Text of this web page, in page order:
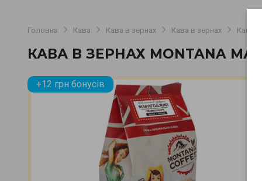
Головна Кава Кава в зернах Кава в зернах Кава в
КАВА В ЗЕРНАХ MONTANA
+12 грн бонусів